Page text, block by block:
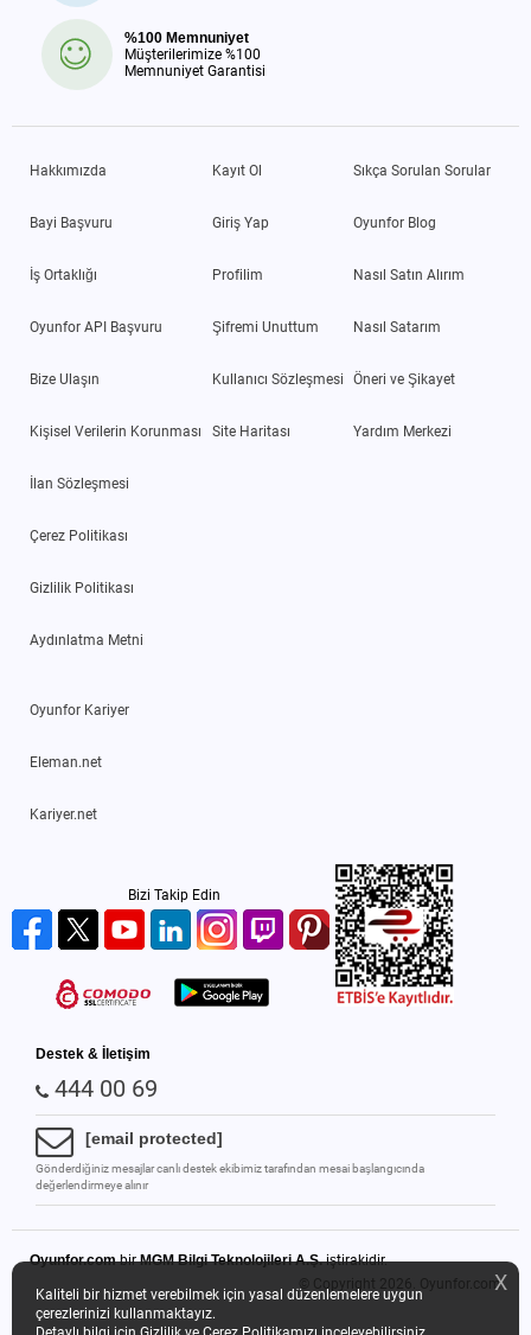
X
Kaliteli bir hizmet verebilmek için yasal düzenlemelere uygun
çerezlerinizi kullanmaktayız.
%100 Memnuniyet
Müşterilerimize %100
Memnuniyet Garantisi
Hakkımızda
Bayi Başvuru
İş Ortaklığı
Oyunfor API Başvuru
Bize Ulaşın
Kişisel Verilerin Korunması
İlan Sözleşmesi
Çerez Politikası
Gizlilik Politikası
Aydınlatma Metni
Kayıt Ol
Giriş Yap
Profilim
Şifremi Unuttum
Kullanıcı Sözleşmesi
Site Haritası
Sıkça Sorulan Sorular
Oyunfor Blog
Nasıl Satın Alırım
Nasıl Satarım
Öneri ve Şikayet
Yardım Merkezi
Oyunfor Kariyer
Eleman.net
Kariyer.net
Bizi Takip Edin
Destek & İletişim
444 00 69
[email protected]
Gönderdiğiniz mesajlar canlı destek ekibimiz tarafından mesai başlangıcında
değerlendirmeye alınır
Oyunfor.combirMGM Bilgi Teknolojileri A.Ş.iştirakidir.
© Copyright 2026.
Oyunfor.com